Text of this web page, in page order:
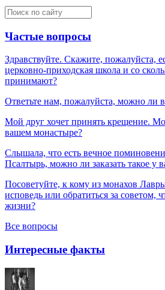
Частые вопросы
Здравствуйте. Скажите, пожалуйста,
церковно-приходская школа и со
принимают?
Ответьте нам, пожалуйста, можно ли
Мой друг хочет принять крещение.
вашем монастыре?
Слышала, что есть вечное
Псалтырь, можно ли заказать такое у
Посоветуйте, к кому из монахов
исповедь или обратиться за советом,
жизни?
Все вопросы
Интересные факты